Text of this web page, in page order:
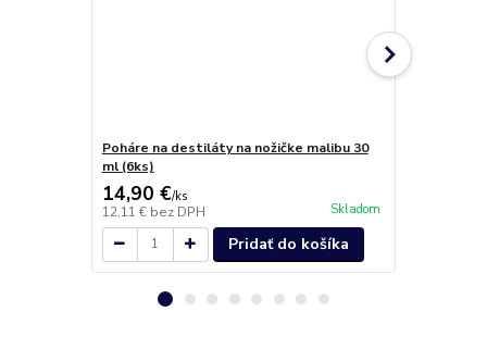
Poháre na destiláty na nožičke malibu 30
ml (6ks)
14,90 €/ks
12,11 € bez DPH Skladom
Pridať do košíka